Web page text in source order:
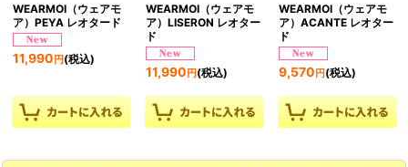
WEARMOI（ウェアモ
ア）PEYA レオタード
11,990 円 (税込)
WEARMOI（ウェアモ
ア）LISERON レオター
ド
11,990 円(税込)
WEARMOI（ウェアモ
ア）ACANTE レオター
ド
9,570 円(税込)